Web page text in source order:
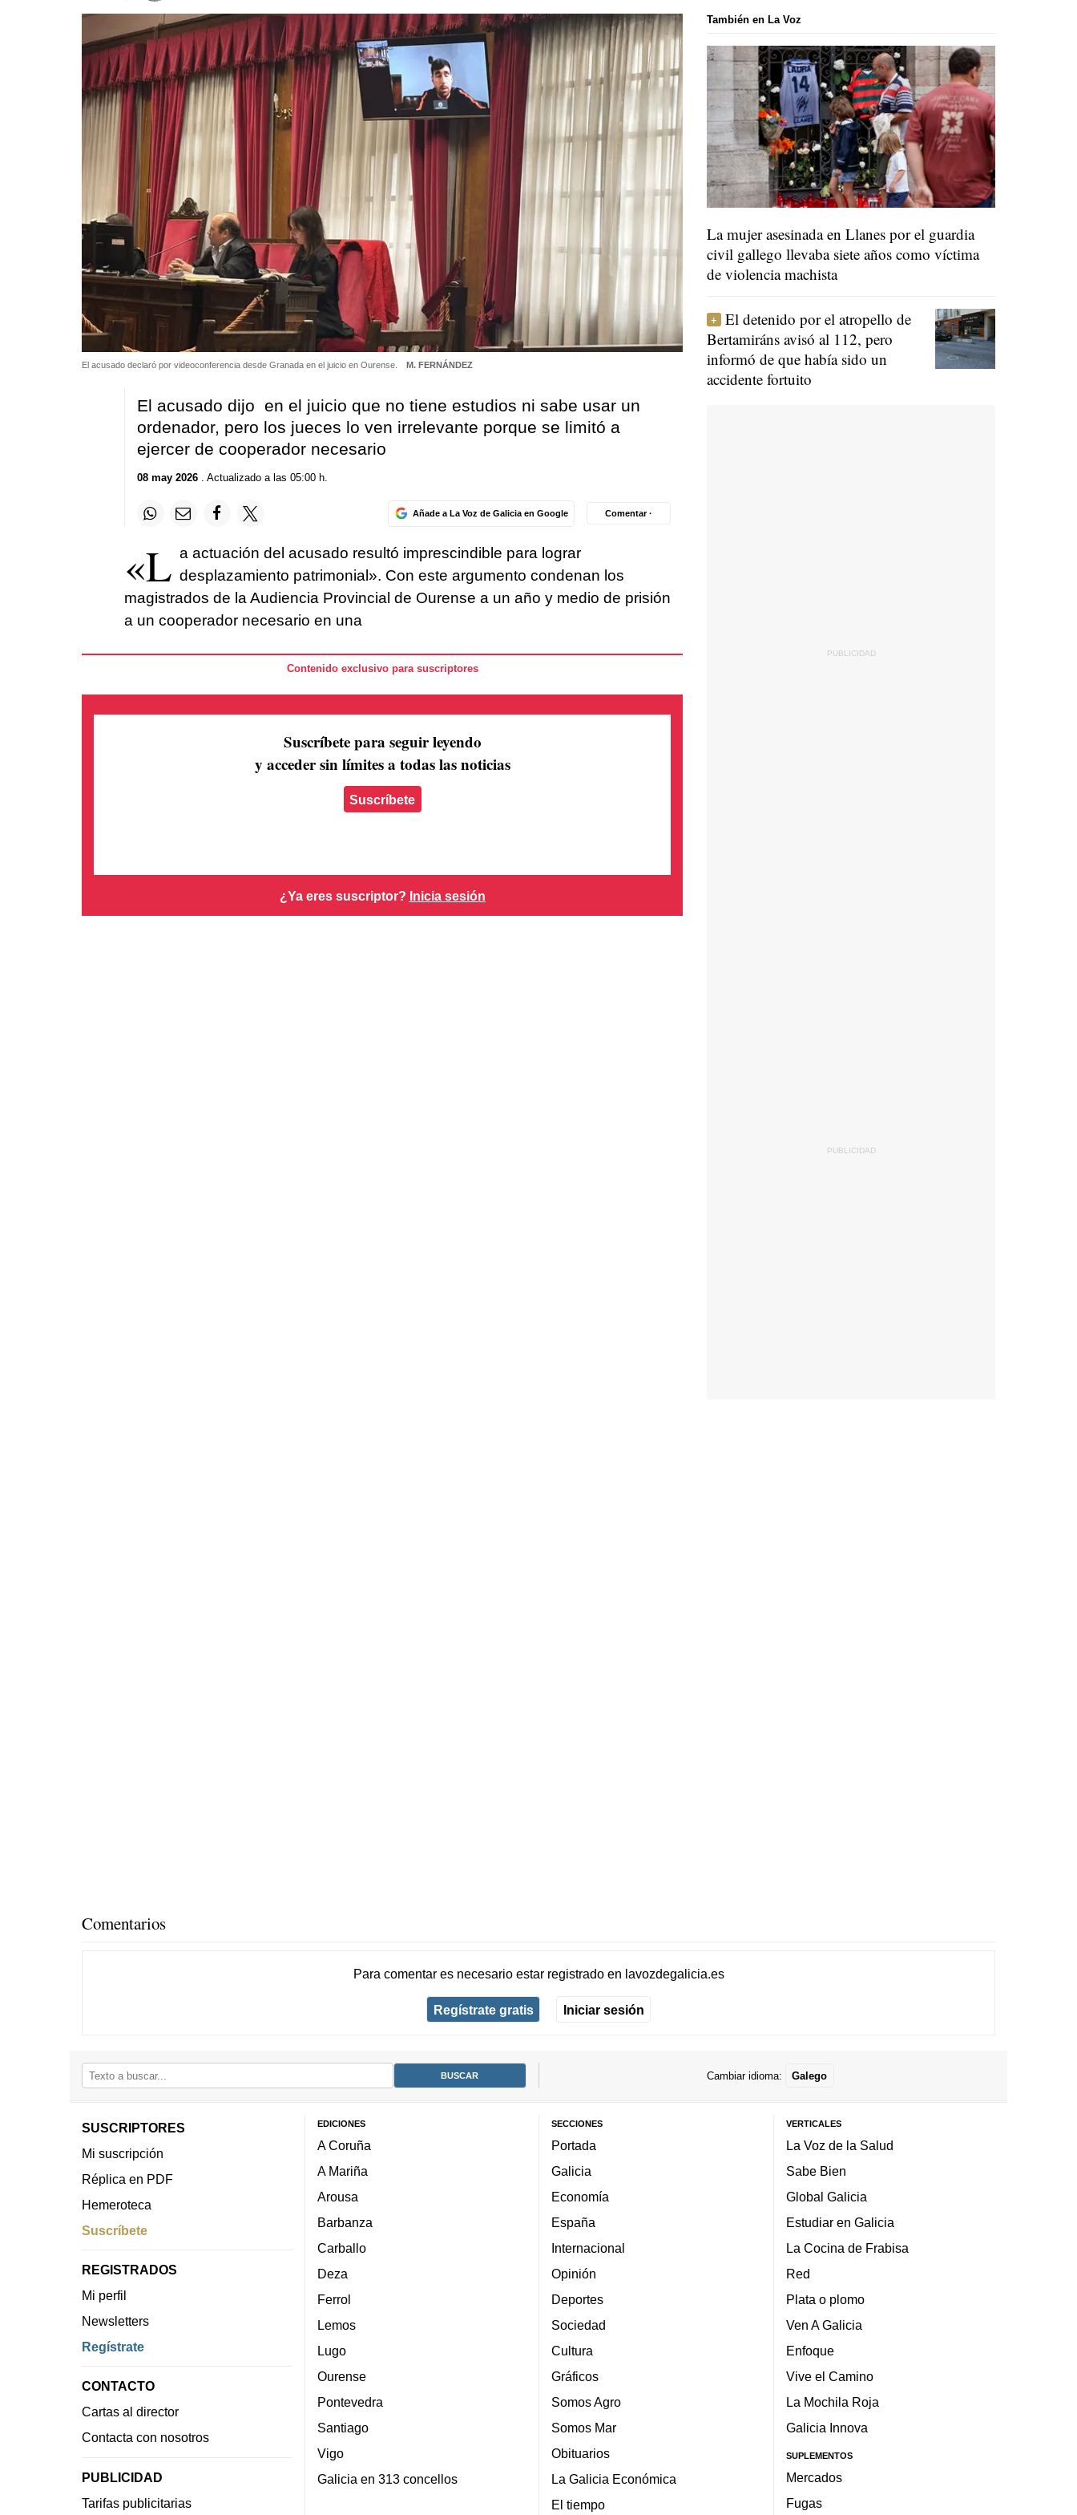
El acusado declaró por videoconferencia desde Granada en el juicio en Ourense. M. FERNÁNDEZ
El acusado dijo en el juicio que no tiene estudios ni sabe usar un
ordenador, pero los jueces lo ven irrelevante porque se limitó a
ejercer de cooperador necesario
08 may 2026. Actualizado a las 05:00 h.
Añade a La Voz de Galicia en Google Comentar ·
«L a actuación del acusado resultó imprescindible para lograr
desplazamiento patrimonial». Con este argumento condenan los
magistrados de la Audiencia Provincial de Ourense a un año y medio de prisión
a un cooperador necesario en una
Contenido exclusivo para suscriptores
Suscríbete para seguir leyendo
y acceder sin límites a todas las noticias
Suscríbete
¿Ya eres suscriptor? Inicia sesión
También en La Voz
La mujer asesinada en Llanes por el guardia
civil gallego llevaba siete años como víctima
de violencia machista
El detenido por el atropello de
Bertamiráns avisó al 112, pero
informó de que había sido un
accidente fortuito
Comentarios
Para comentar es necesario estar registradoen lavozdegalicia.es
Regístrate gratis Iniciar sesión
Cambiar idioma: Galego
SUSCRIPTORES
Mi suscripción
Réplica en PDF
Hemeroteca
Suscríbete
REGISTRADOS
Mi perfil
Newsletters
Regístrate
CONTACTO
Cartas al director
Contacta con nosotros
PUBLICIDAD
Tarifas publicitarias
EDICIONES
A Coruña
A Mariña
Arousa
Barbanza
Carballo
Deza
Ferrol
Lemos
Lugo
Ourense
Pontevedra
Santiago
Vigo
Galicia en 313 concellos
SECCIONES
Portada
Galicia
Economía
España
Internacional
Opinión
Deportes
Sociedad
Cultura
Gráficos
Somos Agro
Somos Mar
Obituarios
La Galicia Económica
El tiempo
VERTICALES
La Voz de la Salud
Sabe Bien
Global Galicia
Estudiar en Galicia
La Cocina de Frabisa
Red
Plata o plomo
Ven A Galicia
Enfoque
Vive el Camino
La Mochila Roja
Galicia Innova
SUPLEMENTOS
Mercados
Fugas